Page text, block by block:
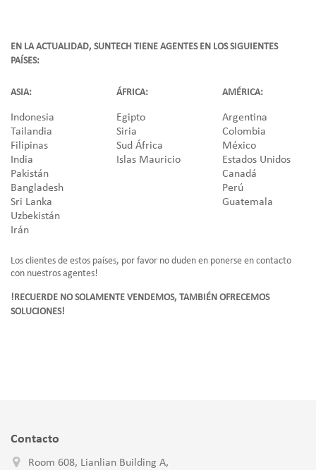
EN LA ACTUALIDAD, SUNTECH TIENE AGENTES EN LOS SIGUIENTES
PAÍSES:
ASIA:
Indonesia
Tailandia
Filipinas
India
Pakistán
Bangladesh
Sri Lanka
Uzbekistán
Irán
ÁFRICA:
Egipto
Siria
Sud África
Islas Mauricio
AMÉRICA:
Argentina
Colombia
México
Estados Unidos
Canadá
Perú
Guatemala
Los clientes de estos países, por favor no duden en ponerse en contacto
con nuestros agentes!
!RECUERDE NO SOLAMENTE VENDEMOS, TAMBIÉN OFRECEMOS
SOLUCIONES!
Contacto
Room 608, Lianlian Building A,